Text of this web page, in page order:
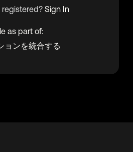
registered? Sign In
as part of:
ョンを統合する